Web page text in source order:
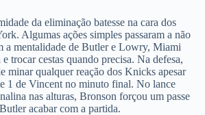
da eliminação batesse na cara dos
Algumas ações simples passaram a não
a mentalidade de Butler e Lowry, Miami
trocar cestas quando precisa. Na defesa,
minar qualquer reação dos Knicks apesar
1 de Vincent no minuto final. No lance
nas alturas, Bronson forçou um passe
acabar com a partida.